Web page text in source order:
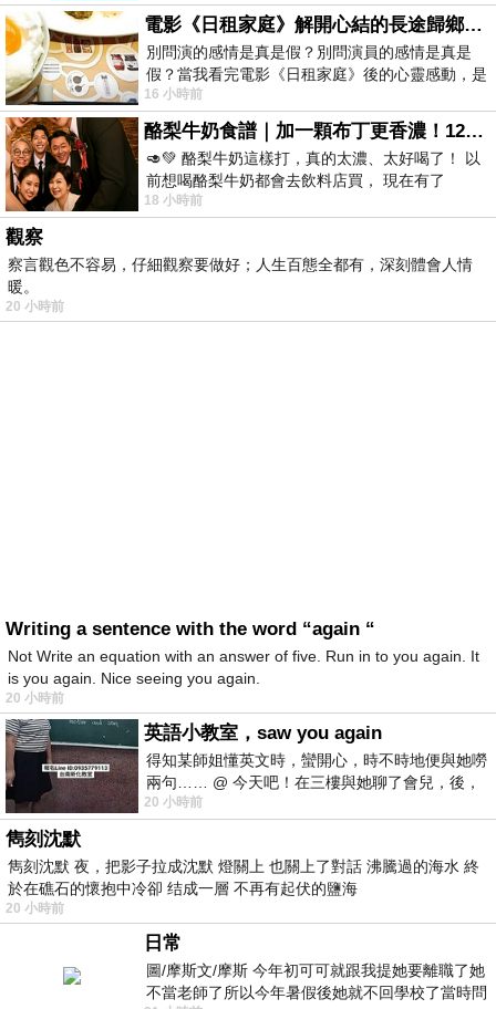
電影《日租家庭》解開心結的長途歸鄉！能在電影院感受到地理的寬闊和人心的相鄰，真是太棒了！
別問演的感情是真是假？別問演員的感情是真是
假？當我看完電影《日租家庭》後的心靈感動，是
真的。詮釋的情感觸動了人心，就是真情
16 小時前
酪梨牛奶食譜｜加一顆布丁更香濃！120秒完成飲料店級酪梨奶昔｜imami 旗艦豆漿機
🥑💚 酪梨牛奶這樣打，真的太濃、太好喝了！ 以
前想喝酪梨牛奶都會去飲料店買， 現在有了
imami 健康煮藝｜旗艦破壁智慧養生豆漿機，
18 小時前
觀察
察言觀色不容易，仔細觀察要做好；人生百態全都有，深刻體會人情
暖。
20 小時前
Writing a sentence with the word “again “
Not Write an equation with an answer of five. Run in to you again. It
is you again. Nice seeing you again.
20 小時前
英語小教室，saw you again
得知某師姐懂英文時，蠻開心，時不時地便與她嘮
兩句…… @ 今天吧！在三樓與她聊了會兒，後，
下二樓居然又撞到她，於是
20 小時前
雋刻沈默
雋刻沈默 夜，把影子拉成沈默 燈關上 也關上了對話 沸騰過的海水 終
於在礁石的懷抱中冷卻 结成一層 不再有起伏的鹽海
20 小時前
日常
圖/摩斯文/摩斯 今年初可可就跟我提她要離職了她
不當老師了所以今年暑假後她就不回學校了當時問